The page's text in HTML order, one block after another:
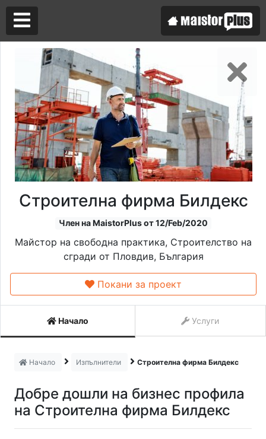
Строителна фирма Билдекс
Член на MaistorPlus от 12/Feb/2020
Майстор на свободна практика, Строителство на
сгради от Пловдив, България
Покани за проект
Начало Услуги
Начало Изпълнители Строителна фирма Билдекс
Добре дошли на бизнес профила
на Строителна фирма Билдекс
Аз съм майстор
Търся майстор